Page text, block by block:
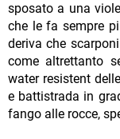
sposato a una
che le fa sempre
deriva che
come altrettanto
water resistent
e battistrada in
fango alle rocce,